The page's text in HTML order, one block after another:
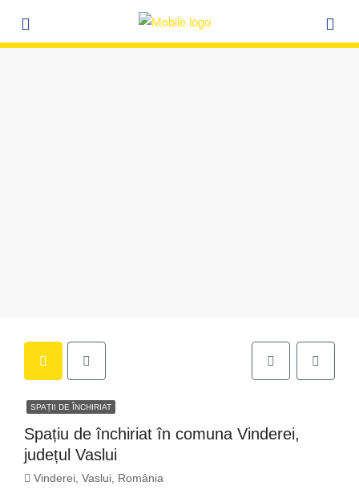
SPAȚII DE ÎNCHIRIAT
Spațiu de închiriat în comuna Vinderei,
județul Vaslui
Vinderei, Vaslui, România